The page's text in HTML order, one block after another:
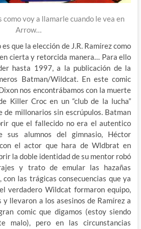
como voy a llamarle cuando le vea en
Arrow…
que la elección de J.R. Ramírez como
cierta y retorcida manera… Para ello
hasta 1997, a la publicación de la
Batman/Wildcat. En este comic
nos encontrábamos con la muerte
Killer Croc en un “club de la lucha”
de millonarios sin escrúpulos. Batman
que el fallecido no era el autentico
sus alumnos del gimnasio, Héctor
el actor que hara de Wldbrat en
la doble identidad de su mentor robó
y trato de emular las hazañas
con las trágicas consecuencias que ya
verdadero Wildcat formaron equipo,
llevaron a los asesinos de Ramírez a
comic que digamos (estoy siendo
malo), pero en las circunstancias